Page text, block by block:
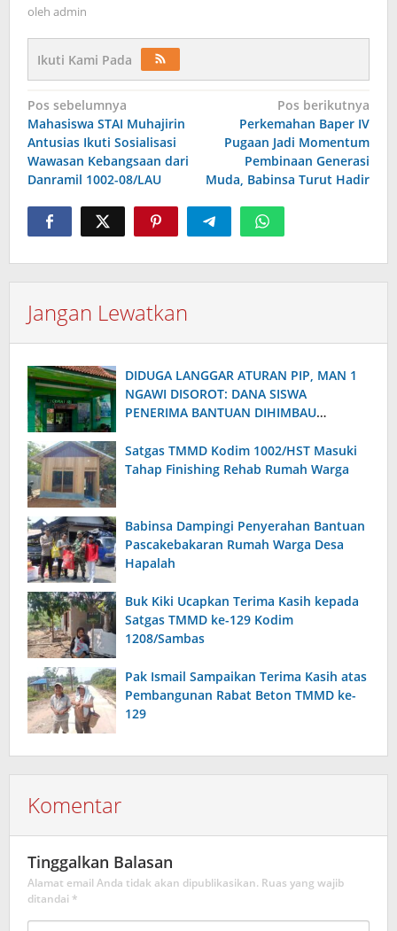
oleh admin
Ikuti Kami Pada
Navigasi
pos
Pos sebelumnya
Mahasiswa STAI Muhajirin
Antusias Ikuti Sosialisasi
Wawasan Kebangsaan dari
Danramil 1002-08/LAU
Pos berikutnya
Perkemahan Baper IV
Pugaan Jadi Momentum
Pembinaan Generasi
Muda, Babinsa Turut Hadir
Jangan Lewatkan
DIDUGA LANGGAR ATURAN PIP, MAN 1
NGAWI DISOROT: DANA SISWA
PENERIMA BANTUAN DIHIMBAU
Satgas TMMD Kodim 1002/HST Masuki
Tahap Finishing Rehab Rumah Warga
Babinsa Dampingi Penyerahan Bantuan
Pascakebakaran Rumah Warga Desa
Hapalah
Buk Kiki Ucapkan Terima Kasih kepada
Satgas TMMD ke-129 Kodim
1208/Sambas
Pak Ismail Sampaikan Terima Kasih atas
Pembangunan Rabat Beton TMMD ke-
129
Komentar
Tinggalkan Balasan
Alamat email Anda tidak akan dipublikasikan. Ruas yang wajib
ditandai *